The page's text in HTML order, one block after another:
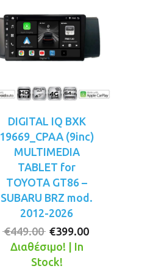
DIGITAL IQ BXK
19669_CPAA (9inc)
MULTIMEDIA
TABLET for
TOYOTA GT86 –
SUBARU BRZ mod.
2012-2026
€449.00 Original
price
was:
€399.00
Διαθέσιμο! | In
Stock!